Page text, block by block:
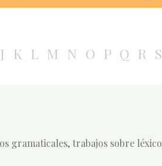
J K L M N O P Q R S
gramaticales, trabajos sobre